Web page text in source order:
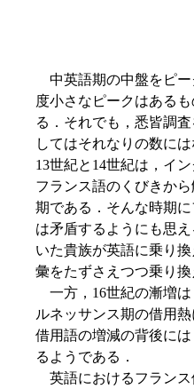
中英語期の中盤をピー
度小さなピークはある
る．それでも，悉皆調
してはそれなりの数に
13世紀と14世紀は，イ
フランス語のくびきか
期である．そんな時期
は矛盾するようにも思
いた貴族が英語に乗り
彙をたずさえつつ乗り
一方，16世紀の漸増は
ルネッサンス期の借用
借用語の増減の背後に
るようである．
英語におけるフランス